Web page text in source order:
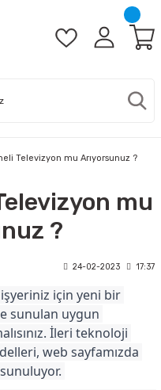
Televizyon mu Arıyorsunuz ?
mu
?
24-02-2023 17:37
işyeriniz için yeni bir
sunulan uygun
İleri teknoloji
web sayfamızda